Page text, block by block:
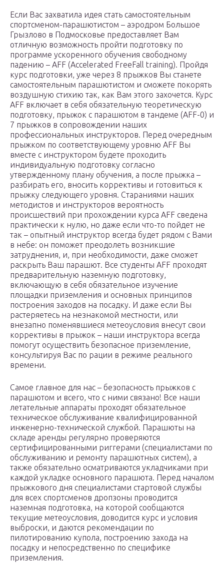
Если Вас захватила идея стать самостоятельным
спортсменом-парашютистом – аэродром Большое
Грызлово в Подмосковье предоставляет Вам
отличную возможность пройти подготовку по
программе ускоренного обучения свободному
падению – AFF (Accelerated FreeFall training). Пройдя
курс подготовки, уже через 8 прыжков Вы станете
самостоятельным парашютистом и сможете покорять
воздушную стихию так, как Вам этого захочется. Курс
AFF включает в себя обязательную теоретическую
подготовку, прыжок с парашютом в тандеме (AFF-0) и
7 прыжков в сопровождении наших
профессиональных инструкторов. Перед очередным
прыжком по соответствующему уровню AFF Вы
вместе с инструктором будете проходить
индивидуальную подготовку согласно
утвержденному плану обучения, а после прыжка –
разбирать его, вносить коррективы и готовиться к
прыжку следующего уровня. Стараниями наших
методистов и инструкторов вероятность
происшествий при прохождении курса AFF сведена
практически к нулю, но даже если что-то пойдет не
так – опытный инструктор всегда будет рядом с Вами
в небе: он поможет преодолеть возникшие
затруднения, и, при необходимости, даже сможет
раскрыть Ваш парашют. Все студенты AFF проходят
предварительную наземную подготовку,
включающую в себя обязательное изучение
площадки приземления и основных принципов
построения заходов на посадку. И даже если Вы
растеряетесь на незнакомой местности, или
внезапно поменявшиеся метеоусловия внесут свои
коррективы в прыжок – наши инструктора всегда
помогут осуществить безопасное приземление,
консультируя Вас по рации в режиме реального
времени.
Самое главное для нас – безопасность прыжков с
парашютом и всего, что с ними связано! Все наши
летательные аппараты проходят обязательное
техническое обслуживание квалифицированной
инженерно-технической службой. Парашюты на
складе аренды регулярно проверяются
сертифицированными риггерами (специалистами по
обслуживанию и ремонту парашютных систем), а
также обязательно осматриваются укладчиками при
каждой укладке основного парашюта. Перед началом
прыжкового дня специалистами стартовой службы
для всех спортсменов дропзоны проводится
наземная подготовка, на которой сообщаются
текущие метеоусловия, доводится курс и условия
выброски, и даются рекомендации по
пилотированию купола, построению захода на
посадку и непосредственно по специфике
приземления.